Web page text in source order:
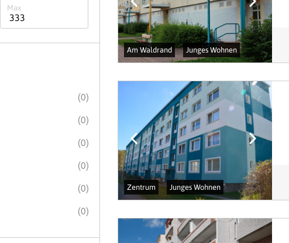
(0)
(0)
(0)
(0)
(0)
(0)
Am Waldrand Junges Wohnen
Zentrum Junges Wohnen